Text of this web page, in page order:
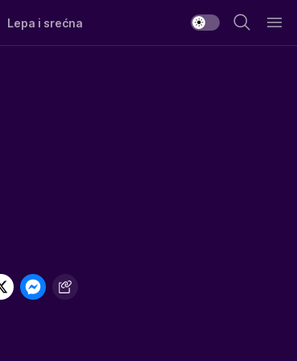
Lepa i srećna